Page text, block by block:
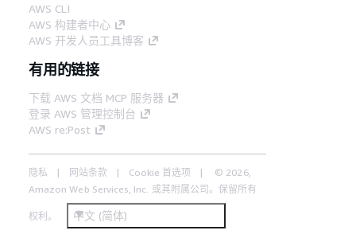
AWS CLI
AWS 构建者中心
AWS 开发人员工具博客
有用的链接
下载 AWS 文档 MCP 服务器
登录 AWS 管理控制台
AWS re:Post
隐私 网站条款 Cookie 首选项
© 2026,
Amazon Web Services, Inc. 或其附属公司。保留所有
权利。 中文 (简体)